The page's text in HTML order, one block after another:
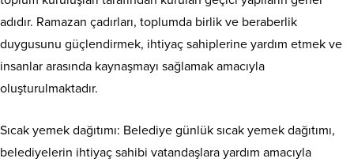
adıdır. Ramazan çadırları, toplumda birlik ve beraberlik
duygusunu güçlendirmek, ihtiyaç sahiplerine yardım etmek ve
insanlar arasında kaynaşmayı sağlamak amacıyla
oluşturulmaktadır.
Sıcak yemek dağıtımı: Belediye günlük sıcak yemek dağıtımı,
belediyelerin ihtiyaç sahibi vatandaşlara yardım amacıyla